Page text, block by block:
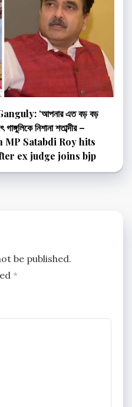
‘আপনার এত বড় বড়
নিশানা শতাব্দীর –
MP Satabdi Roy hits
ex judge joins bjp
be published.
*